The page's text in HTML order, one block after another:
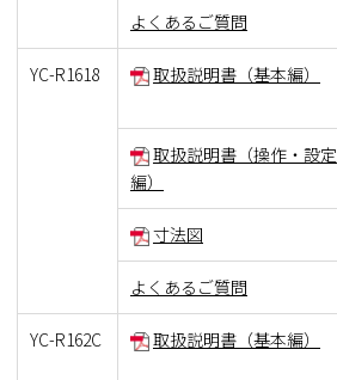
よくあるご質問
YC-R1618 取扱説明書（基本編）
取扱説明書（操作・設定
編）
寸法図
よくあるご質問
YC-R162C 取扱説明書（基本編）